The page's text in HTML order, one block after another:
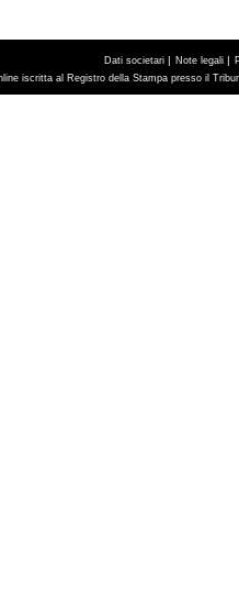
Dati societari | Note legali |
iscritta al Registro della Stampa presso il